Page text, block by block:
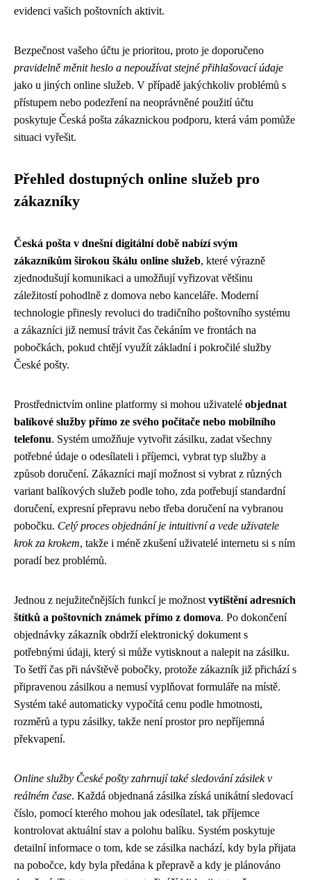
evidenci vašich poštovních aktivit.
Bezpečnost vašeho účtu je prioritou, proto je doporučeno
pravidelně měnit heslo a nepoužívat stejné přihlašovací údaje
jako u jiných online služeb. V případě jakýchkoliv problémů s
přístupem nebo podezření na neoprávněné použití účtu
poskytuje Česká pošta zákaznickou podporu, která vám pomůže
situaci vyřešit.
Přehled dostupných online služeb pro
zákazníky
Česká pošta v dnešní digitální době nabízí svým
zákazníkům širokou škálu online služeb, které výrazně
zjednodušují komunikaci a umožňují vyřizovat většinu
záležitostí pohodlně z domova nebo kanceláře. Moderní
technologie přinesly revoluci do tradičního poštovního systému
a zákazníci již nemusí trávit čas čekáním ve frontách na
pobočkách, pokud chtějí využít základní i pokročilé služby
České pošty.
Prostřednictvím online platformy si mohou uživatelé objednat
balíkové služby přímo ze svého počítače nebo mobilního
telefonu. Systém umožňuje vytvořit zásilku, zadat všechny
potřebné údaje o odesílateli i příjemci, vybrat typ služby a
způsob doručení. Zákazníci mají možnost si vybrat z různých
variant balíkových služeb podle toho, zda potřebují standardní
doručení, expresní přepravu nebo třeba doručení na vybranou
pobočku. Celý proces objednání je intuitivní a vede uživatele
krok za krokem, takže i méně zkušení uživatelé internetu si s ním
poradí bez problémů.
Jednou z nejužitečnějších funkcí je možnost vytištění adresních
štítků a poštovních známek přímo z domova. Po dokončení
objednávky zákazník obdrží elektronický dokument s
potřebnými údaji, který si může vytisknout a nalepit na zásilku.
To šetří čas při návštěvě pobočky, protože zákazník již přichází s
připravenou zásilkou a nemusí vyplňovat formuláře na místě.
Systém také automaticky vypočítá cenu podle hmotnosti,
rozměrů a typu zásilky, takže není prostor pro nepříjemná
překvapení.
Online služby České pošty zahrnují také sledování zásilek v
reálném čase. Každá objednaná zásilka získá unikátní sledovací
číslo, pomocí kterého mohou jak odesílatel, tak příjemce
kontrolovat aktuální stav a polohu balíku. Systém poskytuje
detailní informace o tom, kde se zásilka nachází, kdy byla přijata
na pobočce, kdy byla předána k přepravě a kdy je plánováno